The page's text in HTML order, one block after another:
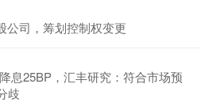
公司，筹划控制权变更
息25BP，汇丰研究：符合市场预
歧